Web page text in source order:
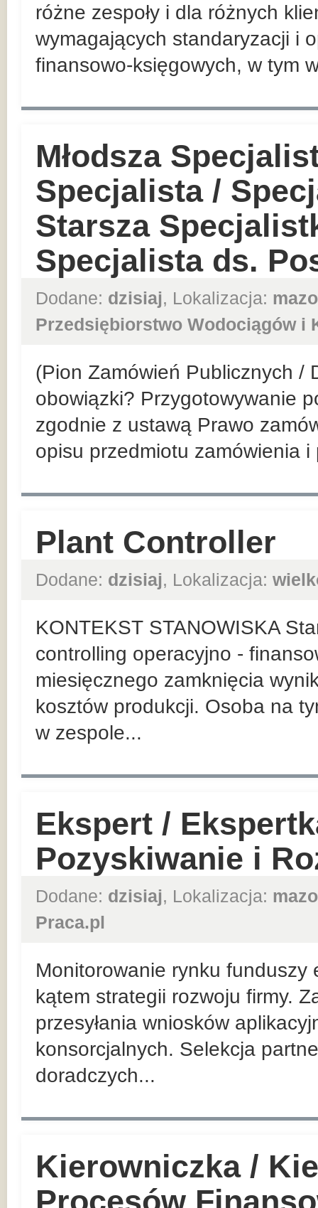
różne zespoły i dla różnych
wymagających standaryzacji i
finansowo-księgowych, w tym
Młodsza
Specjalista /
Starsza
Specjalista ds.
Dodane: dzisiaj, Lokalizacja:
Przedsiębiorstwo Wodociągów i
(Pion Zamówień Publicznych /
obowiązki? Przygotowywanie
zgodnie z ustawą Prawo
opisu przedmiotu zamówienia
Plant Controller
Dodane: dzisiaj, Lokalizacja:
KONTEKST STANOWISKA
controlling operacyjno -
miesięcznego zamknięcia
kosztów produkcji. Osoba na
w zespole...
Ekspert /
Pozyskiwanie i
Dodane: dzisiaj, Lokalizacja:
Praca.pl
Monitorowanie rynku
kątem strategii rozwoju firmy.
przesyłania wniosków
konsorcjalnych. Selekcja
doradczych...
Kierowniczka /